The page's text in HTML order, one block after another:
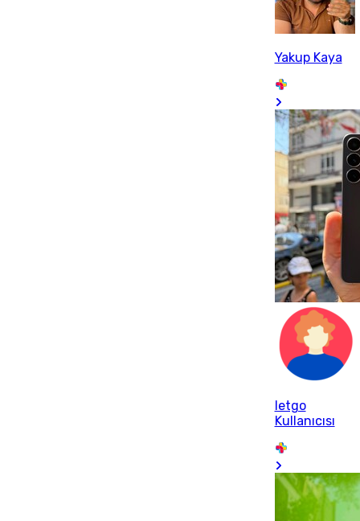
Yakup Kaya
letgo
Kullanıcısı